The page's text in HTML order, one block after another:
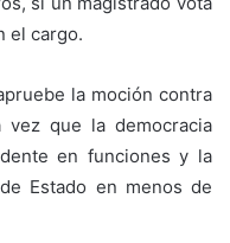
el cargo.
la moción contra
que la democracia
en funciones y la
Estado en menos de